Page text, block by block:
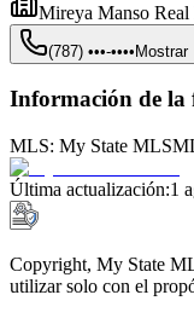
Mireya Manso Real
(787) •••-••••Mostrar
Información de la
MLS: My State MLS
Última actualización:1
Copyright, My State
utilizar solo con el